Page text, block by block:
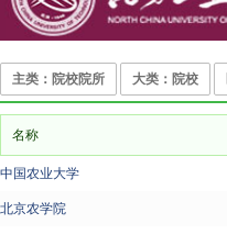
主类：院校院所 大类：院校
名称
中国农业大学
北京农学院